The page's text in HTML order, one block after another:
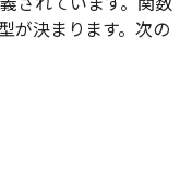
が決まります。次の